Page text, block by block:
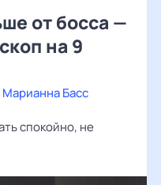
от босса —
на 9
Марианна Басс
спокойно, не